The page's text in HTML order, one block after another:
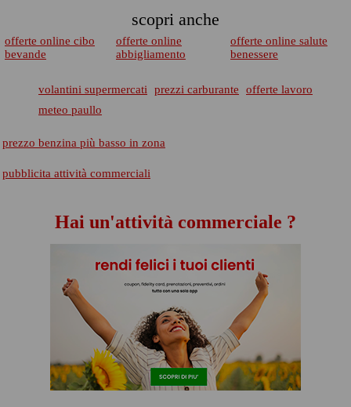
scopri anche
offerte online cibo
bevande
offerte online
abbigliamento
offerte online salute
benessere
volantini supermercati prezzi carburante
offerte lavoro
meteo paullo
prezzo benzina più basso in zona
pubblicita attività commerciali
Hai un'attività commerciale ?